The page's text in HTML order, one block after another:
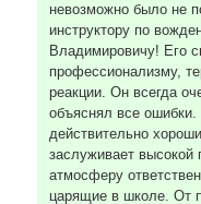
невозможно было не
инструктору по
Владимировичу! Его
профессионализму,
реакции. Он всегда
объяснял все
действительно
заслуживает высокой
атмосферу
царящие в школе. От